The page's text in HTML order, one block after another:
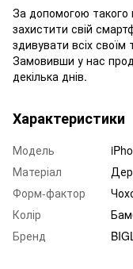
За допомогою такого
захистити свій
здивувати всіх
Замовивши у нас
декілька днів.
Характеристики
Модель
Матеріал
Форм-фактор
Колір
Бренд